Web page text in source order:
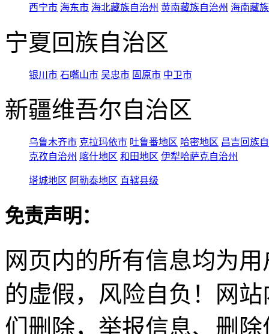
西宁市 海东市 海北藏族自治州 黄南藏族自治州 海南藏
宁夏回族自治区
银川市 石嘴山市 吴忠市 固原市 中卫市
新疆维吾尔自治区
乌鲁木齐市 克拉玛依市 吐鲁番地区 哈密地区 昌吉回族
克孜自治州 喀什地区 和田地区 伊犁哈萨克自治州
塔城地区 阿勒泰地区 直辖县级
免责声明：
网页内的所有信息均为
的虚假，风险自负！网
们删除，举报信息、删